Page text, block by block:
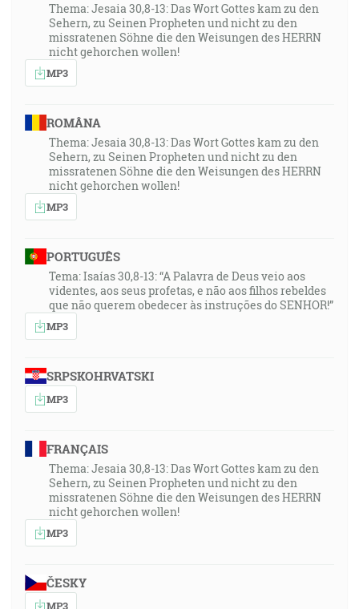
Thema: Jesaia 30,8-13: Das Wort Gottes kam zu den
Sehern, zu Seinen Propheten und nicht zu den
missratenen Söhne die den Weisungen des HERRN
nicht gehorchen wollen!
MP3
ROMÂNA
Thema: Jesaia 30,8-13: Das Wort Gottes kam zu den
Sehern, zu Seinen Propheten und nicht zu den
missratenen Söhne die den Weisungen des HERRN
nicht gehorchen wollen!
MP3
PORTUGUÊS
Tema: Isaías 30,8-13: “A Palavra de Deus veio aos
videntes, aos seus profetas, e não aos filhos rebeldes
que não querem obedecer às instruções do SENHOR!”
MP3
SRPSKOHRVATSKI
MP3
FRANÇAIS
Thema: Jesaia 30,8-13: Das Wort Gottes kam zu den
Sehern, zu Seinen Propheten und nicht zu den
missratenen Söhne die den Weisungen des HERRN
nicht gehorchen wollen!
MP3
ČESKY
MP3